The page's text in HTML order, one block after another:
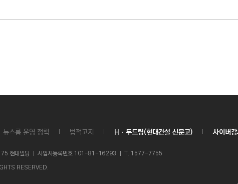
뉴스룸 운영 정책 법적고지 Hㆍ두드림(현대건설 신문고) 사이버
현대빌딩 ㅣ 사업자등록번호 101-81-16293 ㅣ T. 1577-7755
RESERVED.